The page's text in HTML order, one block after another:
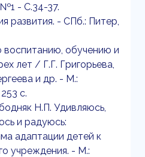
- С.34-37.
развития. - СПб.: Питер,
воспитанию, обучению и
лет / Г.Г. Григорьева,
и др. - М.:
с.
Н.П. Удивляюсь,
и радуюсь:
адаптации детей к
учреждения. - М.: